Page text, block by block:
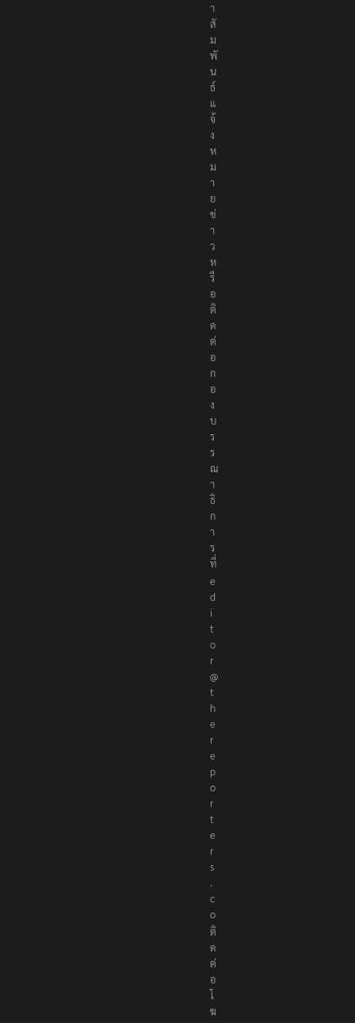
า
สั
ม
พั
น
ธ์
แ
จ้
ง
ห
ม
า
ย
ข่
า
ว
ห
รื
อ
ติ
ด
ต่
อ
ก
อ
ง
บ
ร
ร
ณ
า
ธิ
ก
า
ร
ที่
e
d
i
t
o
r
@
t
h
e
r
e
p
o
r
t
e
r
s
.
c
o
ติ
ด
ต่
อ
โ
ฆ